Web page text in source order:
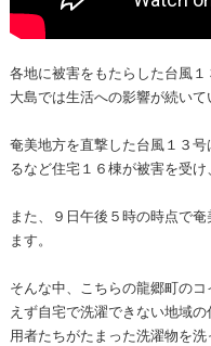
各地に被害をもたらした台風
大島では生活への影響が続いて
奄美地方を直撃した台風１３
るなど住宅１６棟が被害を受け
また、９日午後５時の時点で
ます。
そんな中、こちらの龍郷町の
えず自宅で洗濯できない地域
用者たちがたまった洗濯物を洗